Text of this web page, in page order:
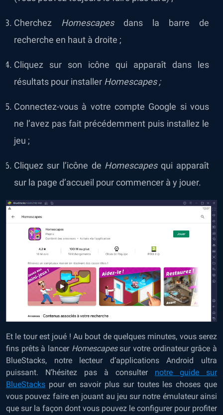
Cherchez Homescapesdans la barre de
recherche en haut à droite ;
Cliquez sur son icône qui apparaît dans les
résultats pour installer Homescapes ;
Connectez-vous à votre compte Google si vous
ne l’avez pas fait précédemment puis installez le
jeu ;
Cliquez sur l’icône de Homescapesqui apparaît
sur la page d’accueil pour commencer à y jouer.
Et le tour est joué ! Au bout de quelques minutes, vous serez
fins prêts à lancer Homescapessur votre ordinateur grâce à
BlueStacks, notre lecteur d’applications Android ultra
puissant. N’hésitez pas à consulter notre guide sur
BlueStacks pour en savoir plus sur toutes les choses que
vous pouvez faire en jouant au jeu sur notre émulateur ainsi
que sur la façon dont vous pouvez le configurer pour profiter